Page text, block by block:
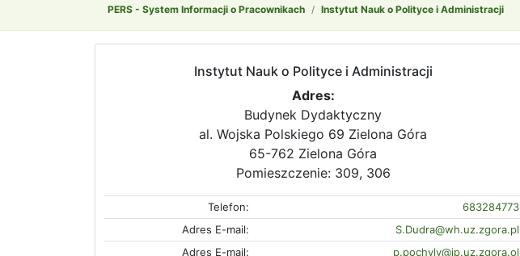
PERS - System Informacji o Pracownikach Instytut Nauk o Polityce i Administracji
Instytut Nauk o Polityce i Administracji
Adres:
Budynek Dydaktyczny
al. Wojska Polskiego 69 Zielona Góra
65-762 Zielona Góra
Pomieszczenie: 309, 306
Telefon:
683284773
Adres E-mail:
S.Dudra@wh.uz.zgora.pl
Adres E-mail:
p.pochyly@ip.uz.zgora.ol